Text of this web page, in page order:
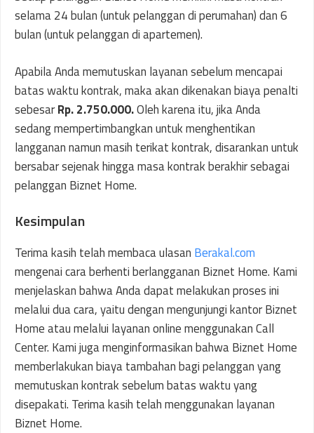
selama 24 bulan (untuk pelanggan di perumahan) dan 6
bulan (untuk pelanggan di apartemen).
Apabila Anda memutuskan layanan sebelum mencapai
batas waktu kontrak, maka akan dikenakan biaya penalti
sebesarRp. 2.750.000.Oleh karena itu, jika Anda
sedang mempertimbangkan untuk menghentikan
langganan namun masih terikat kontrak, disarankan untuk
bersabar sejenak hingga masa kontrak berakhir sebagai
pelanggan Biznet Home.
Kesimpulan
Terima kasih telah membaca ulasan Berakal.com
mengenai cara berhenti berlangganan Biznet Home. Kami
menjelaskan bahwa Anda dapat melakukan proses ini
melalui dua cara, yaitu dengan mengunjungi kantor Biznet
Home atau melalui layanan online menggunakan Call
Center. Kami juga menginformasikan bahwa Biznet Home
memberlakukan biaya tambahan bagi pelanggan yang
memutuskan kontrak sebelum batas waktu yang
disepakati. Terima kasih telah menggunakan layanan
Biznet Home.